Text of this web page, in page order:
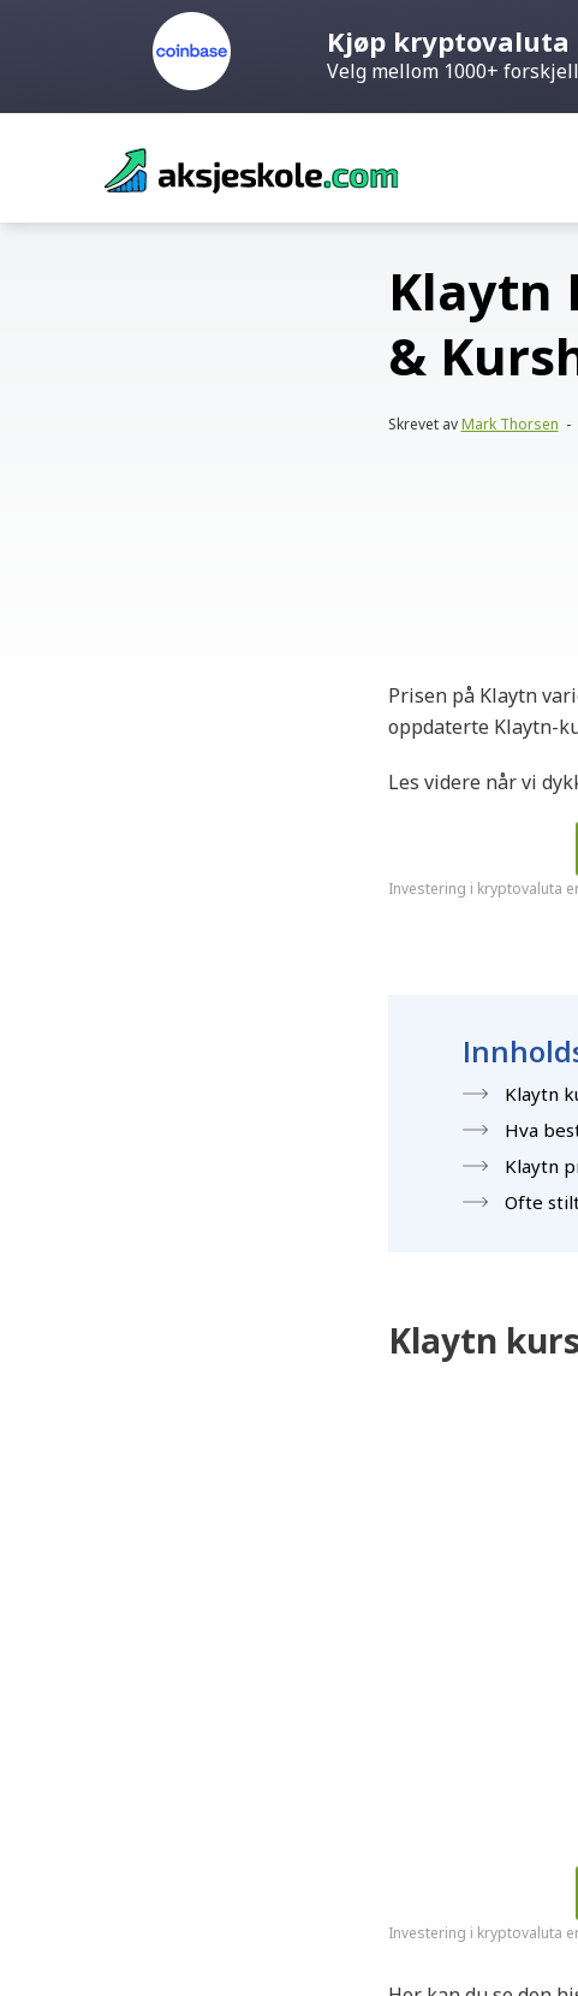
content
Klaytn
&
Skrevet avMark Thorsen -
Prisen på Klaytn
oppdaterte Klaytn-
Les videre når vi
Investering i kryptovaluta
Klaytn
Hva
Klaytn
Ofte
Klaytn
Investering i kryptovaluta
Kjøp kryptovaluta
Velg mellom 1000+